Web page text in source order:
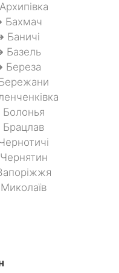
Бахмач
Баничі
Базель
Береза